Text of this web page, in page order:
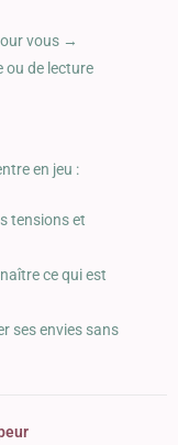
vous →
ou de lecture
en jeu :
tensions et
ce qui est
ses envies sans